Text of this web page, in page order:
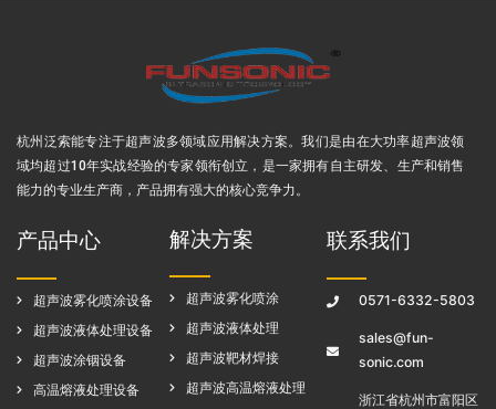
杭州泛索能专注于超声波多领域应用解决方案。我们是由在大功率超声波领
域均超过10年实战经验的专家领衔创立，是一家拥有自主研发、生产和销售
能力的专业生产商，产品拥有强大的核心竞争力。
产品中心
超声波雾化喷涂设备
超声波液体处理设备
超声波涂铟设备
高温熔液处理设备
解决方案
超声波雾化喷涂
超声波液体处理
超声波靶材焊接
超声波高温熔液处理
联系我们
0571-6332-5803
sales@fun-
sonic.com
浙江省杭州市富阳区